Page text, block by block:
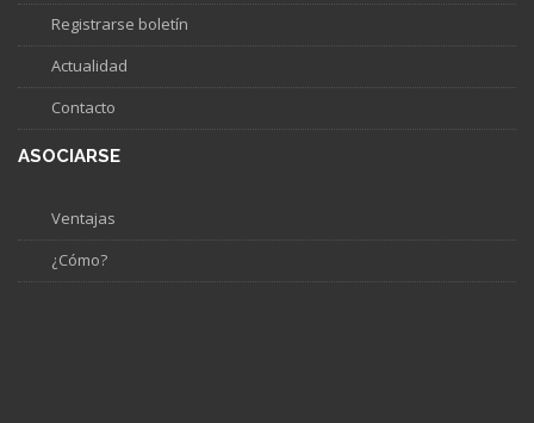
Registrarse boletín
Actualidad
Contacto
ASOCIARSE
Ventajas
¿Cómo?